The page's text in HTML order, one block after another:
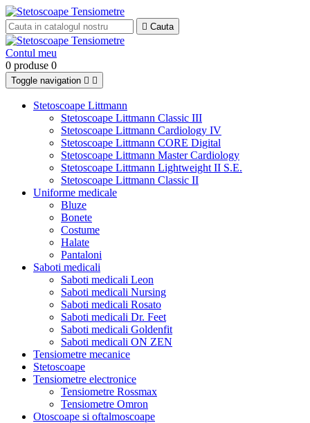
 Cauta
Contul meu
0 produse 0
Toggle navigation  
Stetoscoape Littmann
Stetoscoape Littmann Classic III
Stetoscoape Littmann Cardiology IV
Stetoscoape Littmann CORE Digital
Stetoscoape Littmann Master Cardiology
Stetoscoape Littmann Lightweight II S.E.
Stetoscoape Littmann Classic II
Uniforme medicale
Bluze
Bonete
Costume
Halate
Pantaloni
Saboti medicali
Saboti medicali Leon
Saboti medicali Nursing
Saboti medicali Rosato
Saboti medicali Dr. Feet
Saboti medicali Goldenfit
Saboti medicali ON ZEN
Tensiometre mecanice
Stetoscoape
Tensiometre electronice
Tensiometre Rossmax
Tensiometre Omron
Otoscoape si oftalmoscoape